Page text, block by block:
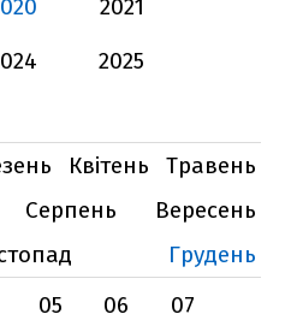
2021
2025
Квітень
Травень
Серпень
Вересень
Грудень
05 06
07